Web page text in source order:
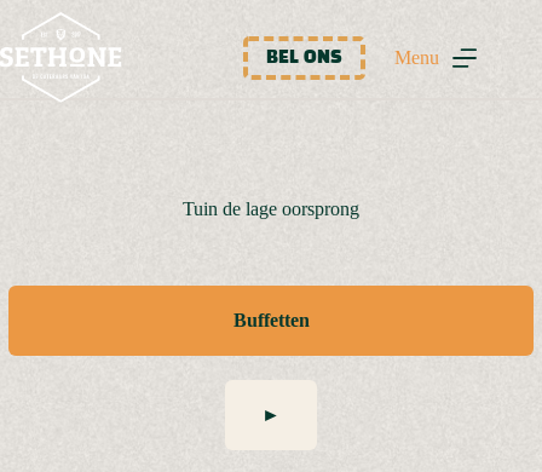
naar
de
inhoud
BEL ONS Menu
Tuin de lage oorsprong
Buffetten
►